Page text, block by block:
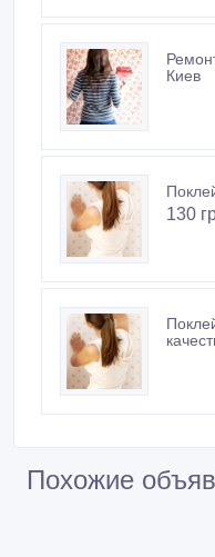
Киев
130
Похожие